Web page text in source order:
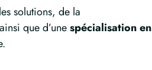
solutions, de la
que d’unespécialisation en